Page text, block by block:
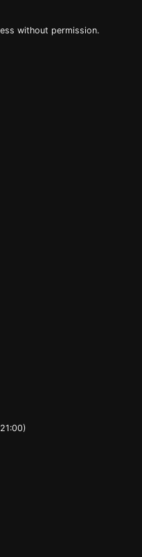
without permission.